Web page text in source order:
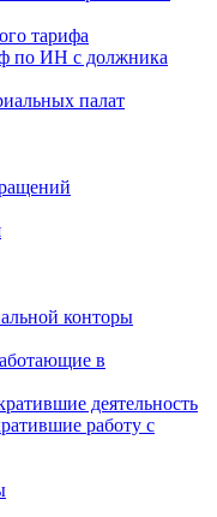
тарифа
по ИН с должника
палат
конторы
в
деятельность
работу с